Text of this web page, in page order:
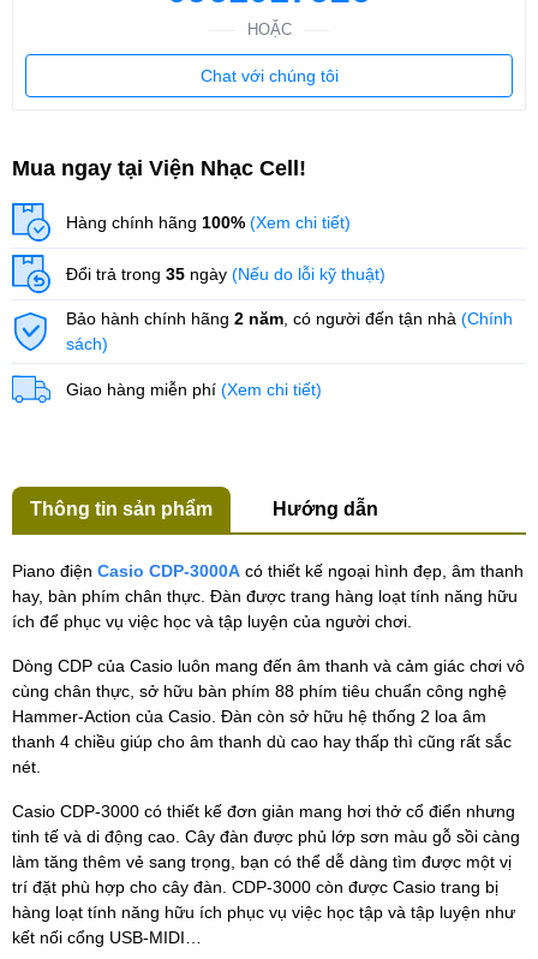
HOẶC
Chat với chúng tôi
Mua ngay tại Viện Nhạc Cell!
Hàng chính hãng 100% (Xem chi tiết)
Đổi trả trong 35 ngày (Nếu do lỗi kỹ thuật)
Bảo hành chính hãng 2 năm , có người đến tận nhà (Chính
sách)
Giao hàng miễn phí (Xem chi tiết)
Thông tin sản phẩm Hướng dẫn
Piano điện Casio CDP-3000A có thiết kế ngoại hình đẹp, âm thanh
hay, bàn phím chân thực. Đàn được trang hàng loạt tính năng hữu
ích để phục vụ việc học và tập luyện của người chơi.
Dòng CDP của Casio luôn mang đến âm thanh và cảm giác chơi vô
cùng chân thực, sở hữu bàn phím 88 phím tiêu chuẩn công nghệ
Hammer-Action của Casio. Đàn còn sở hữu hệ thống 2 loa âm
thanh 4 chiều giúp cho âm thanh dù cao hay thấp thì cũng rất sắc
nét.
Casio CDP-3000 có thiết kế đơn giản mang hơi thở cổ điển nhưng
tinh tế và di động cao. Cây đàn được phủ lớp sơn màu gỗ sồi càng
làm tăng thêm vẻ sang trọng, bạn có thể dễ dàng tìm được một vị
trí đặt phù hợp cho cây đàn. CDP-3000 còn được Casio trang bị
hàng loạt tính năng hữu ích phục vụ việc học tập và tập luyện như
kết nối cổng USB-MIDI…